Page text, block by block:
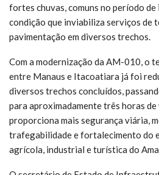
fortes chuvas, comuns no período
condição que inviabiliza serviços de
pavimentação em diversos trechos.
Com a modernização da AM-010, o
entre Manaus e Itacoatiara já foi
diversos trechos concluídos,
para aproximadamente três horas de
proporciona mais segurança viária,
trafegabilidade e fortalecimento do
agrícola, industrial e turística do